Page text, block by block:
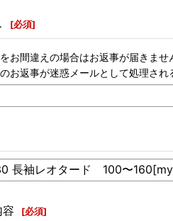
[必須]
お間違えの場合はお返事が届きませ
お返事が迷惑メールとして処理さ
[必須]